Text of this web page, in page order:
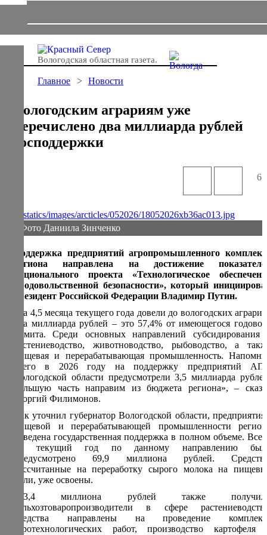
Вологодская областная газета.
Главное Новости
Вологодским аграриям уже
перечислено два миллиарда рублей
господдержки
Фото Даниила Зинченко
Поддержка предприятий агропромышленного
региона направлена на достижение
национального проекта «Технологическое
продовольственной безопасности», который
президент Российской Федерации Владимир Путин.
«За 4,5 месяца текущего года довели до вологодских
два миллиарда рублей – это 57,4% от имеющегося
лимита. Среди основных направлений субсидирования
растениеводство, животноводство, рыбоводство, а
пищевая и перерабатывающая промышленность.
всего в 2026 году на поддержку предприятий
Вологодской области предусмотрели 3,5 миллиарда
большую часть направим из бюджета региона», –
Георгий Филимонов.
Как уточнил губернатор Вологодской области,
пищевой и перерабатывающей промышленности
доведена государственная поддержка в полном объеме.
на текущий год по данному направлению
предусмотрено 69,9 миллиона рублей.
рассчитанные на переработку сырого молока на
цели, уже освоены.
643,4 миллиона рублей также
сельхозтоваропроизводители в сфере
средства направлены на проведение
агротехнологических работ, производство картофеля